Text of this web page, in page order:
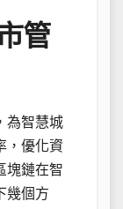
管
為智慧城
，優化資
塊鏈在智
幾個方